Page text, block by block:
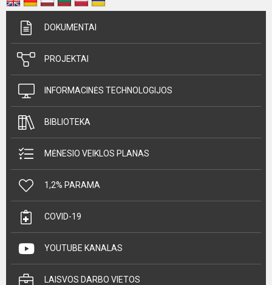
DOKUMENTAI
PROJEKTAI
INFORMACINĖS TECHNOLOGIJOS
BIBLIOTEKA
MĖNESIO VEIKLOS PLANAS
1,2% PARAMA
COVID-19
YOUTUBE KANALAS
LAISVOS DARBO VIETOS